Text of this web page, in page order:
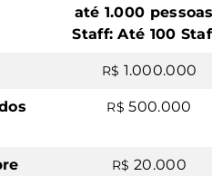
até 1.000
Staff: Até 100
R$ 1.000.000
R$ 500.000
R$ 20.000